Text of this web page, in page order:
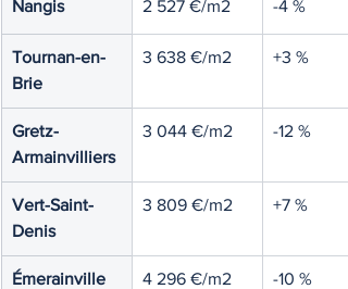
Nangis 2 527 €/m2 -4 %
Tournan-en-
Brie
3 638 €/m2 +3 %
Gretz-
Armainvilliers
3 044 €/m2 -12 %
Vert-Saint-
Denis
3 809 €/m2 +7 %
Émerainville 4 296 €/m2 -10 %